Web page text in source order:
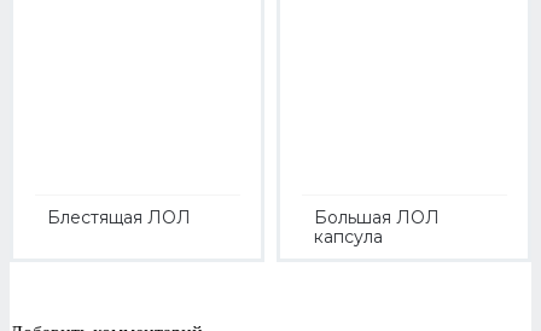
Блестящая ЛОЛ
Большая ЛОЛ
капсула